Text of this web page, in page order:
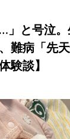
」と号泣
難病「先
験談】